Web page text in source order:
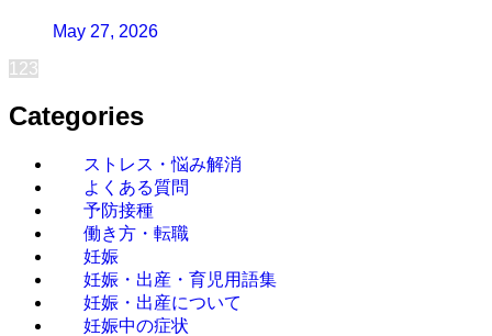
May 27, 2026
1 23
Categories
ストレス・悩み解消
よくある質問
予防接種
働き方・転職
妊娠
妊娠・出産・育児用語集
妊娠・出産について
妊娠中の症状